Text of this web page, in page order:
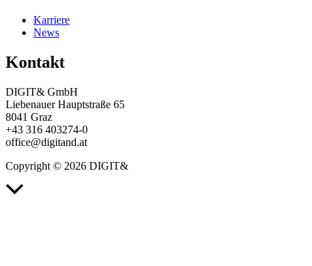
Karriere
News
Kontakt
DIGIT& GmbH
Liebenauer Hauptstraße 65
8041 Graz
+43 316 403274-0
office@digitand.at
Copyright © 2026 DIGIT&